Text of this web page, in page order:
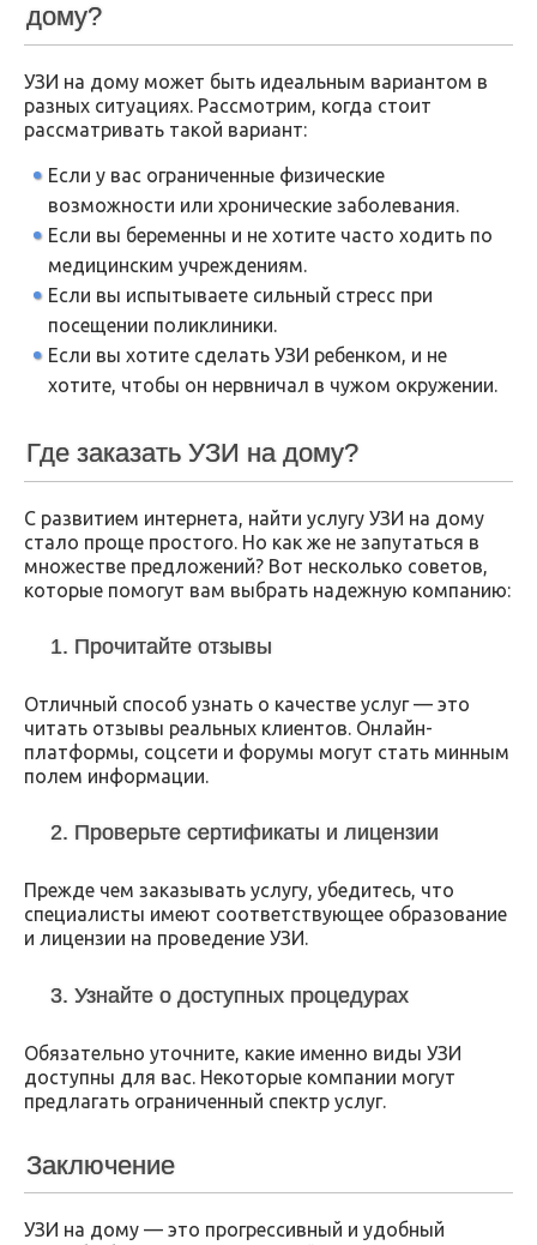
дому?
УЗИ на дому может быть идеальным вариантом в
разных ситуациях. Рассмотрим, когда стоит
рассматривать такой вариант:
Если у вас ограниченные физические
возможности или хронические заболевания.
Если вы беременны и не хотите часто ходить по
медицинским учреждениям.
Если вы испытываете сильный стресс при
посещении поликлиники.
Если вы хотите сделать УЗИ ребенком, и не
хотите, чтобы он нервничал в чужом окружении.
Где заказать УЗИ на дому?
С развитием интернета, найти услугу УЗИ на дому
стало проще простого. Но как же не запутаться в
множестве предложений? Вот несколько советов,
которые помогут вам выбрать надежную компанию:
1. Прочитайте отзывы
Отличный способ узнать о качестве услуг — это
читать отзывы реальных клиентов. Онлайн-
платформы, соцсети и форумы могут стать минным
полем информации.
2. Проверьте сертификаты и лицензии
Прежде чем заказывать услугу, убедитесь, что
специалисты имеют соответствующее образование
и лицензии на проведение УЗИ.
3. Узнайте о доступных процедурах
Обязательно уточните, какие именно виды УЗИ
доступны для вас. Некоторые компании могут
предлагать ограниченный спектр услуг.
Заключение
УЗИ на дому — это прогрессивный и удобный